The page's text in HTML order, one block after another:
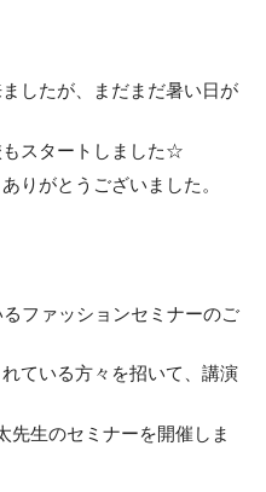
したが、まだまだ暑い日が
スタートしました☆
りがとうございました。
ファッションセミナーのご
ている方々を招いて、講演
生のセミナーを開催しま